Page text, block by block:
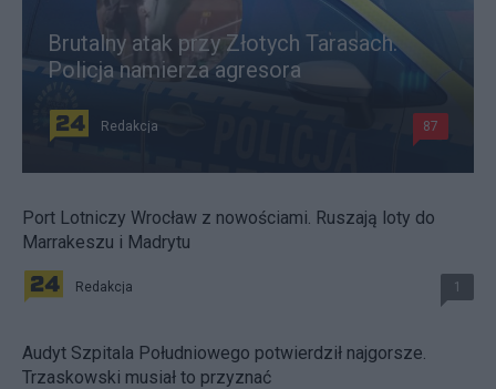
Brutalny atak przy Złotych Tarasach.
Policja namierza agresora
Redakcja 87
Port Lotniczy Wrocław z nowościami. Ruszają loty do
Marrakeszu i Madrytu
Redakcja 1
Audyt Szpitala Południowego potwierdził najgorsze.
Trzaskowski musiał to przyznać